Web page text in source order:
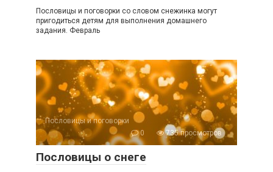
Пословицы и поговорки со словом снежинка могут
пригодиться детям для выполнения домашнего
задания. Февраль
Пословицы и поговорки
0
735 просмотров
Пословицы о снеге